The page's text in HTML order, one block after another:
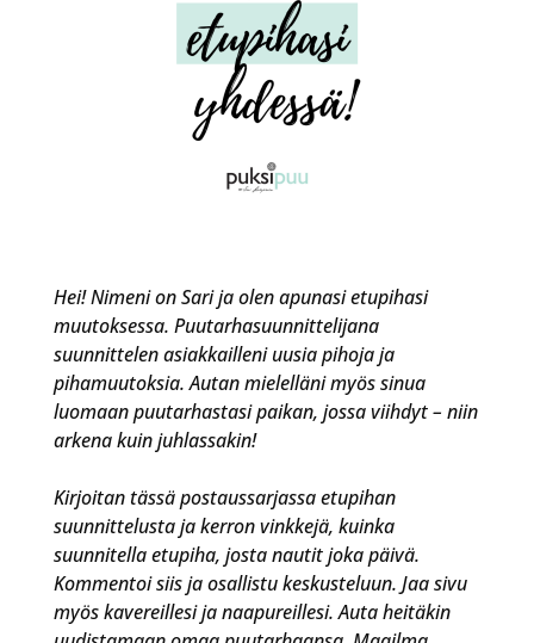
Hei! Nimeni on Sari ja olen apunasi etupihasi
muutoksessa. Puutarhasuunnittelijana
suunnittelen asiakkailleni uusia pihoja ja
pihamuutoksia. Autan mielelläni myös sinua
luomaan puutarhastasi paikan, jossa viihdyt – niin
arkena kuin juhlassakin!
Kirjoitan tässä postaussarjassa etupihan
suunnittelusta ja kerron vinkkejä, kuinka
suunnitella etupiha, josta nautit joka päivä.
Kommentoi siis ja osallistu keskusteluun. Jaa sivu
myös kavereillesi ja naapureillesi. Auta heitäkin